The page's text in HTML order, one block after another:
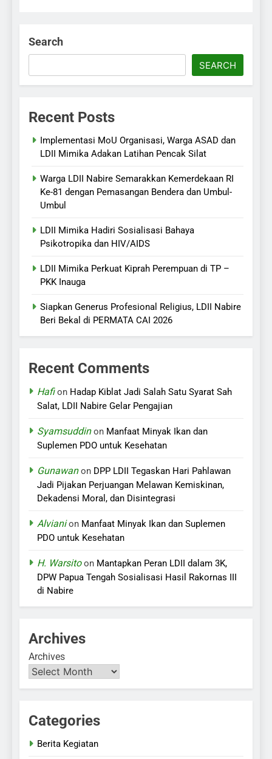
Search
SEARCH
Recent Posts
Implementasi MoU Organisasi, Warga ASAD dan
LDII Mimika Adakan Latihan Pencak Silat
Warga LDII Nabire Semarakkan Kemerdekaan RI
Ke-81 dengan Pemasangan Bendera dan Umbul-
Umbul
LDII Mimika Hadiri Sosialisasi Bahaya
Psikotropika dan HIV/AIDS
LDII Mimika Perkuat Kiprah Perempuan di TP –
PKK Inauga
Siapkan Generus Profesional Religius, LDII Nabire
Beri Bekal di PERMATA CAI 2026
Recent Comments
Hafion Hadap Kiblat Jadi Salah Satu Syarat Sah
Salat, LDII Nabire Gelar Pengajian
Syamsuddinon Manfaat Minyak Ikan dan
Suplemen PDO untuk Kesehatan
Gunawanon DPP LDII Tegaskan Hari Pahlawan
Jadi Pijakan Perjuangan Melawan Kemiskinan,
Dekadensi Moral, dan Disintegrasi
Alvianion Manfaat Minyak Ikan dan Suplemen
PDO untuk Kesehatan
H. Warsitoon Mantapkan Peran LDII dalam 3K,
DPW Papua Tengah Sosialisasi Hasil Rakornas III
di Nabire
Archives
Archives
Categories
Berita Kegiatan